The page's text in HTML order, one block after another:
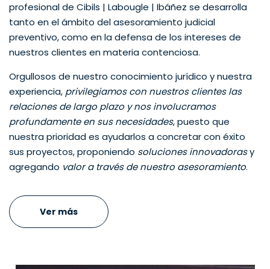
profesional de Cibils | Labougle | Ibáñez se desarrolla
tanto en el ámbito del asesoramiento judicial
preventivo, como en la defensa de los intereses de
nuestros clientes en materia contenciosa.
Orgullosos de nuestro conocimiento jurídico y nuestra
experiencia, privilegiamos con nuestros clientes las
relaciones de largo plazo y nos involucramos
profundamente en sus necesidades, puesto que
nuestra prioridad es ayudarlos a concretar con éxito
sus proyectos, proponiendo soluciones innovadorasy
agregando valor a través de nuestro asesoramiento.
Ver más